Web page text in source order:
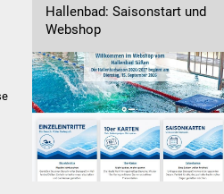
Hallenbad: Saisonstart und
Webshop